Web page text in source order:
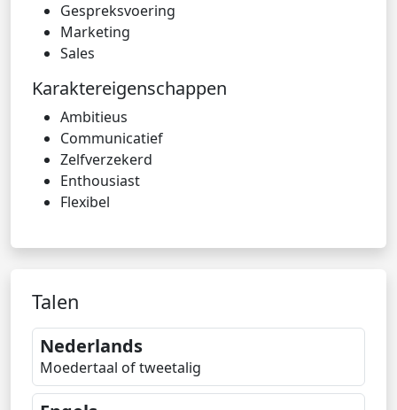
Gespreksvoering
Marketing
Sales
Karaktereigenschappen
Ambitieus
Communicatief
Zelfverzekerd
Enthousiast
Flexibel
Talen
Nederlands
Moedertaal of tweetalig